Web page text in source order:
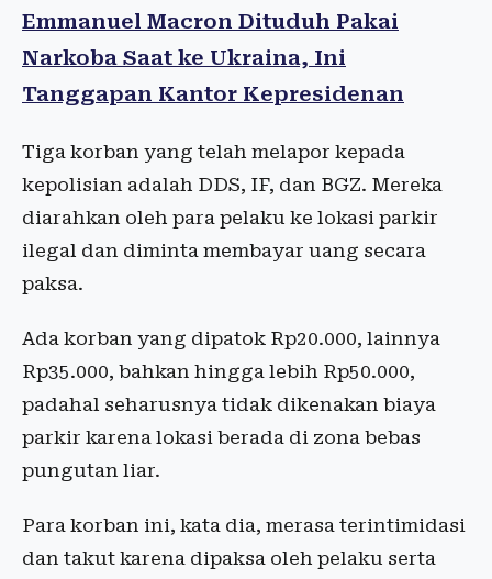
Emmanuel Macron Dituduh Pakai
Narkoba Saat ke Ukraina, Ini
Tanggapan Kantor Kepresidenan
Tiga korban yang telah melapor kepada
kepolisian adalah DDS, IF, dan BGZ. Mereka
diarahkan oleh para pelaku ke lokasi parkir
ilegal dan diminta membayar uang secara
paksa.
Ada korban yang dipatok Rp20.000, lainnya
Rp35.000, bahkan hingga lebih Rp50.000,
padahal seharusnya tidak dikenakan biaya
parkir karena lokasi berada di zona bebas
pungutan liar.
Para korban ini, kata dia, merasa terintimidasi
dan takut karena dipaksa oleh pelaku serta